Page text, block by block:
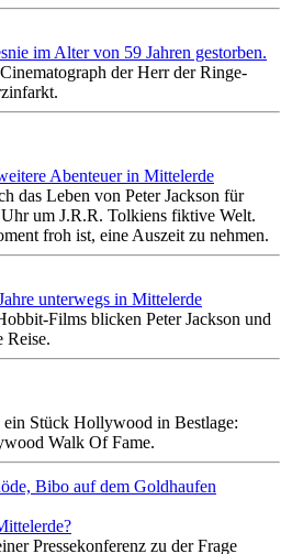
im Alter von 59 Jahren gestorben.
der Herr der Ringe-
Abenteuer in Mittelerde
das Leben von Peter Jackson für
um J.R.R. Tolkiens fiktive Welt.
froh ist, eine Auszeit zu nehmen.
unterwegs in Mittelerde
Films blicken Peter Jackson und
Reise.
ein Stück Hollywood in Bestlage:
Walk Of Fame.
Pressekonferenz zu der Frage